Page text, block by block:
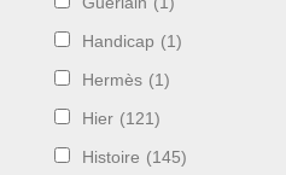
Handicap (1)
Hermès (1)
Hier (121)
Histoire (145)